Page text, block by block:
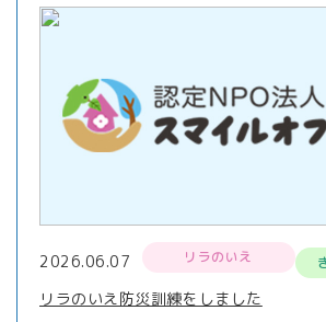
2026.06.07 リラのいえ
リラのいえ防災訓練をしました